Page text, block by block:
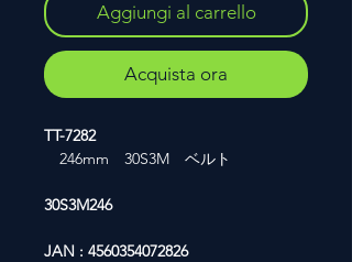
Aggiungi al carrello
Acquista ora
TT-7282
246mm 30S3M ベルト
30S3M246
JAN : 4560354072826